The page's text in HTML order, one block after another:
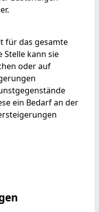
für das gesamte
Stelle kann sie
oder auf
ein Bedarf an der